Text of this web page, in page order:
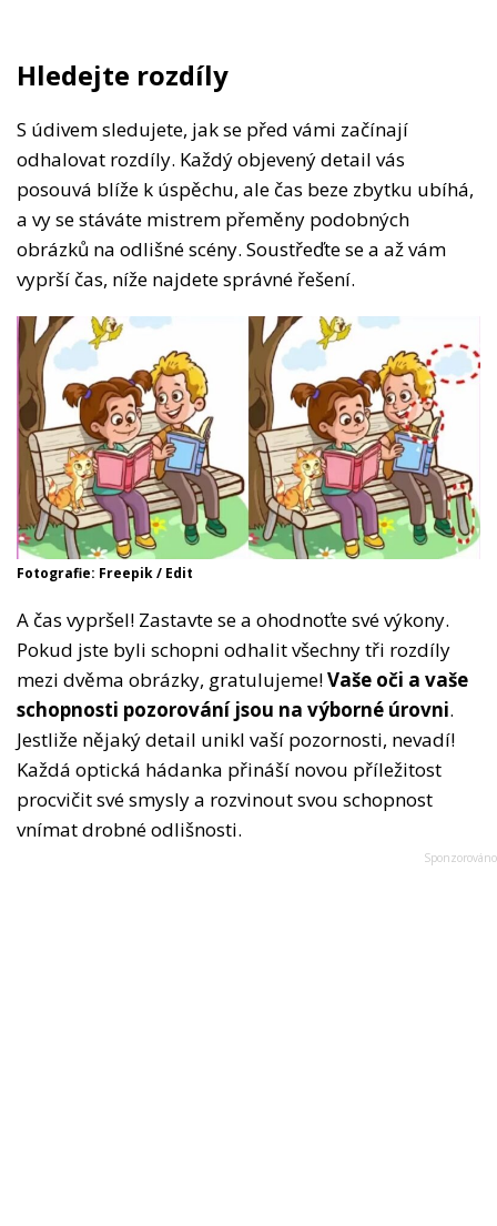
Hledejte rozdíly
S údivem sledujete, jak se před vámi začínají
odhalovat rozdíly. Každý objevený detail vás
posouvá blíže k úspěchu, ale čas beze zbytku ubíhá,
a vy se stáváte mistrem přeměny podobných
obrázků na odlišné scény. Soustřeďte se a až vám
vyprší čas, níže najdete správné řešení.
Fotografie: Freepik / Edit
A čas vypršel! Zastavte se a ohodnoťte své výkony.
Pokud jste byli schopni odhalit všechny tři rozdíly
mezi dvěma obrázky, gratulujeme!Vaše oči a vaše
schopnosti pozorování jsou na výborné úrovni.
Jestliže nějaký detail unikl vaší pozornosti, nevadí!
Každá optická hádanka přináší novou příležitost
procvičit své smysly a rozvinout svou schopnost
vnímat drobné odlišnosti.